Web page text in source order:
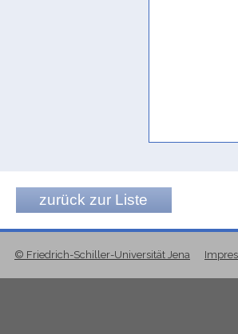
zurück zur Liste
© Friedrich-Schiller-Universität Jena